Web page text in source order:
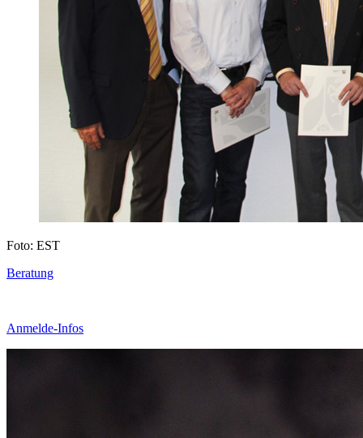
Foto: EST
Beratung
Anmelde-Infos